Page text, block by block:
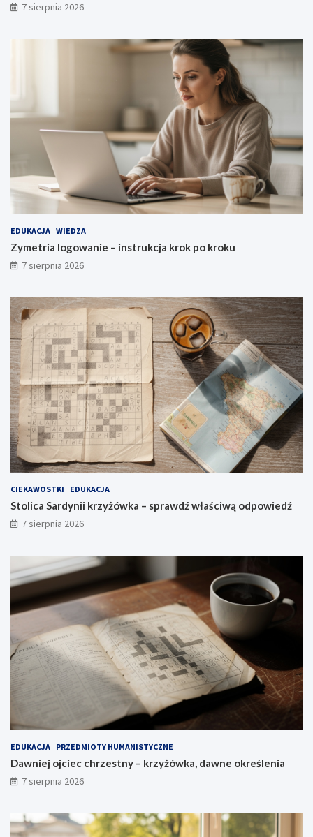
7 sierpnia 2026
EDUKACJA WIEDZA
Zymetria logowanie – instrukcja krok po kroku
7 sierpnia 2026
CIEKAWOSTKI EDUKACJA
Stolica Sardynii krzyżówka – sprawdź właściwą odpowiedź
7 sierpnia 2026
EDUKACJA PRZEDMIOTY HUMANISTYCZNE
Dawniej ojciec chrzestny – krzyżówka, dawne określenia
7 sierpnia 2026